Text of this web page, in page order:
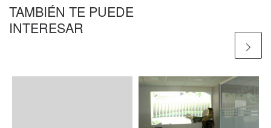
TAMBIÉN TE PUEDE
INTERESAR